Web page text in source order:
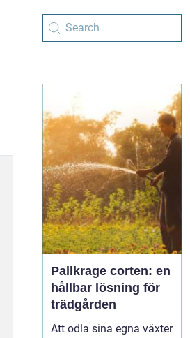
Pallkrage corten: en
hållbar lösning för
trädgården
Att odla sina egna växter